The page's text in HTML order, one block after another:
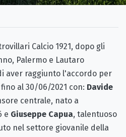
Calcio 1921, dopo gli
Palermo e Lautaro
aver raggiunto l'accordo per
al 30/06/2021 con: Davide
centrale, nato a
e Giuseppe Capua, talentuoso
nel settore giovanile della